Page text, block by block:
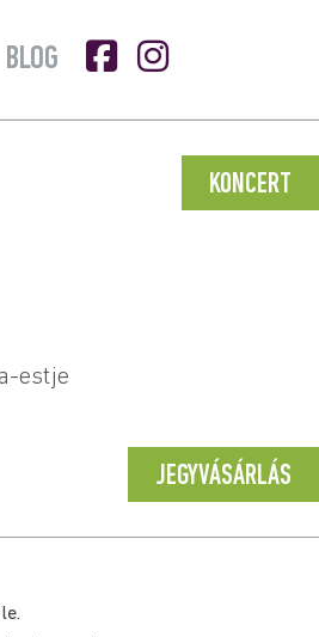
BLOG
KONCERT
estje
JEGYVÁSÁRLÁS